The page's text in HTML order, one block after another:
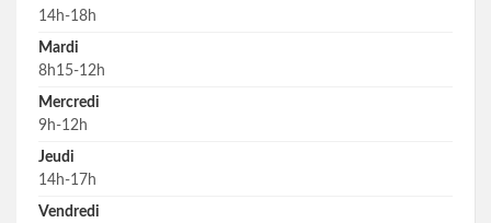
14h-18h
Mardi
8h15-12h
Mercredi
9h-12h
Jeudi
14h-17h
Vendredi